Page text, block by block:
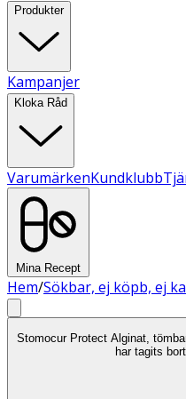
Produkter
Kampanjer
Kloka Råd
VarumärkenKundklubb
Mina Recept
Hem/Sökbar, ej köpb, ej
Stomocur Protect Alginat,
har tagits